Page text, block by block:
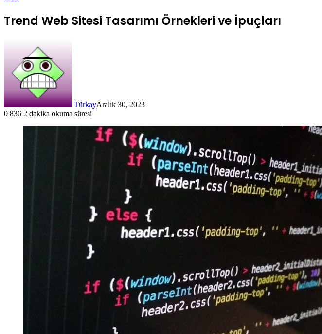
Trend Web Sitesi Tasarımı Örnekleri ve İpuçları
TürkayAralık 30, 2023
0 836 2 dakika okuma süresi